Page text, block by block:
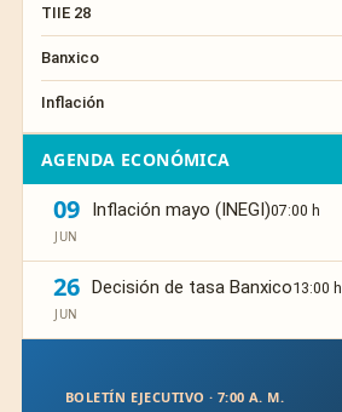
TIIE 28
Banxico
Inflación
AGENDA ECONÓMICA
09
JUN
Inflación mayo (INEGI)07:00 h
26
JUN
Decisión de tasa Banxico13:00 h
BOLETÍN EJECUTIVO · 7:00 A. M.